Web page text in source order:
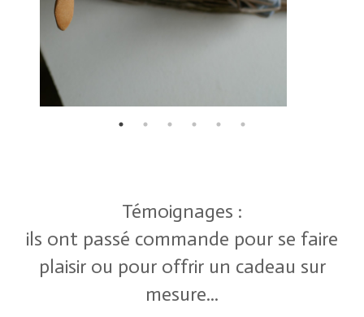
Témoignages :
ils ont passé commande pour se faire
plaisir ou pour offrir un cadeau sur
mesure...